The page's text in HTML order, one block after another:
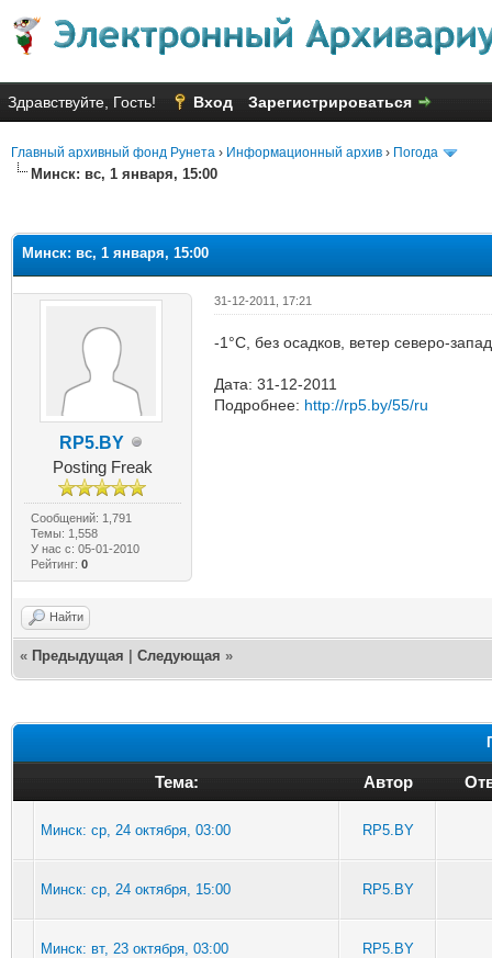
Здравствуйте, Гость! Вход Зарегистрироваться
Главный архивный фонд Рунета › Информационный архив › Погода
Минск: вс, 1 января, 15:00
Минск: вс, 1 января, 15:00
RP5.BY
Posting Freak
Сообщений: 1,791
Темы: 1,558
У нас с: 05-01-2010
Рейтинг: 0
31-12-2011, 17:21
-1°C, без осадков, ветер северо-
Дата: 31-12-2011
Подробнее: http://rp5.by/55/ru
Найти
« Предыдущая Следующая »
Тема: Автор
Минск: ср, 24 октября, 03:00 RP5.BY
Минск: ср, 24 октября, 15:00 RP5.BY
Минск: вт, 23 октября, 03:00 RP5.BY